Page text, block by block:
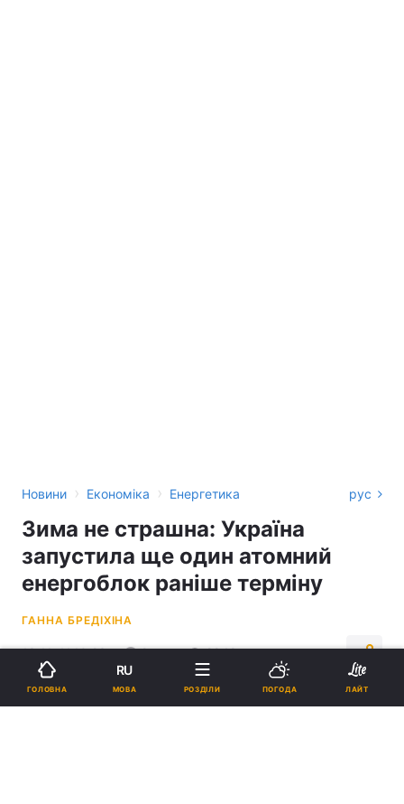
Новини › Економіка › Енергетика рус
Зима не страшна: Україна
запустила ще один атомний
енергоблок раніше терміну
ГАННА БРЕДІХІНА
13:11, 11.10.23 2 хв. 2949
Підпишіться на нас в Google
ГОЛОВНА
RU
МОВА РОЗДІЛИ ПОГОДА ЛАЙТ